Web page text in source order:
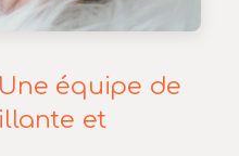
équipe de
et